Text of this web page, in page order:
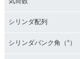
シリンダ配列
シリンダバンク角（°）